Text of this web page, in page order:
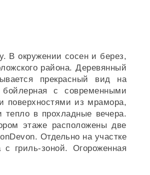
В окружении сосен и берез,
района. Деревянный
прекрасный вид на
с современными
поверхностями из мрамора,
тепло в прохладные вечера.
этаже расположены две
Отдельно на участке
гриль-зоной. Огороженная